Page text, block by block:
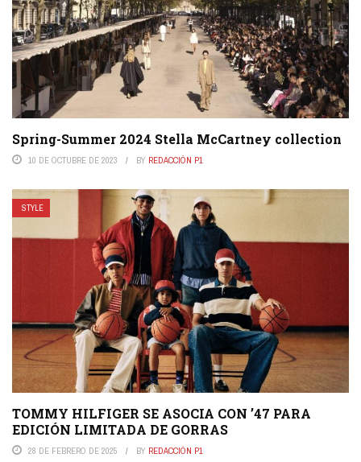
Spring-Summer 2024 Stella McCartney collection
10 DE OCTUBRE DE 2023 BY REDACCIÓN P1
STYLE
TOMMY HILFIGER SE ASOCIA CON ’47 PARA
EDICIÓN LIMITADA DE GORRAS
28 DE FEBRERO DE 2025 BY REDACCIÓN P1